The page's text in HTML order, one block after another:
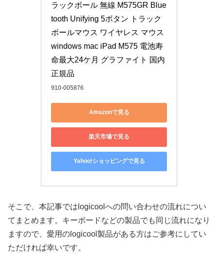
ラックボール 無線 M575GR Blue
tooth Unifying 5ボタン トラック
ボールマウス ワイヤレス マウス
windows mac iPad M575 電池寿
命最大24ケ月 グラファイト 国内
正規品
910-005876
Amazonで見る
楽天市場で見る
Yahoo!ショッピングで見る
そこで、本記事ではlogicoolへの問い合わせの流れについ
てまとめます。キーボードなどの製品でも同じ流れになり
ますので、愛用のlogicool製品がある方はご参考にしてい
ただければ幸いです。